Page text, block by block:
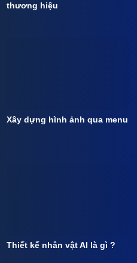
thương hiệu
Xây dựng hình ảnh qua menu
Thiết kế nhân vật AI là gì ?